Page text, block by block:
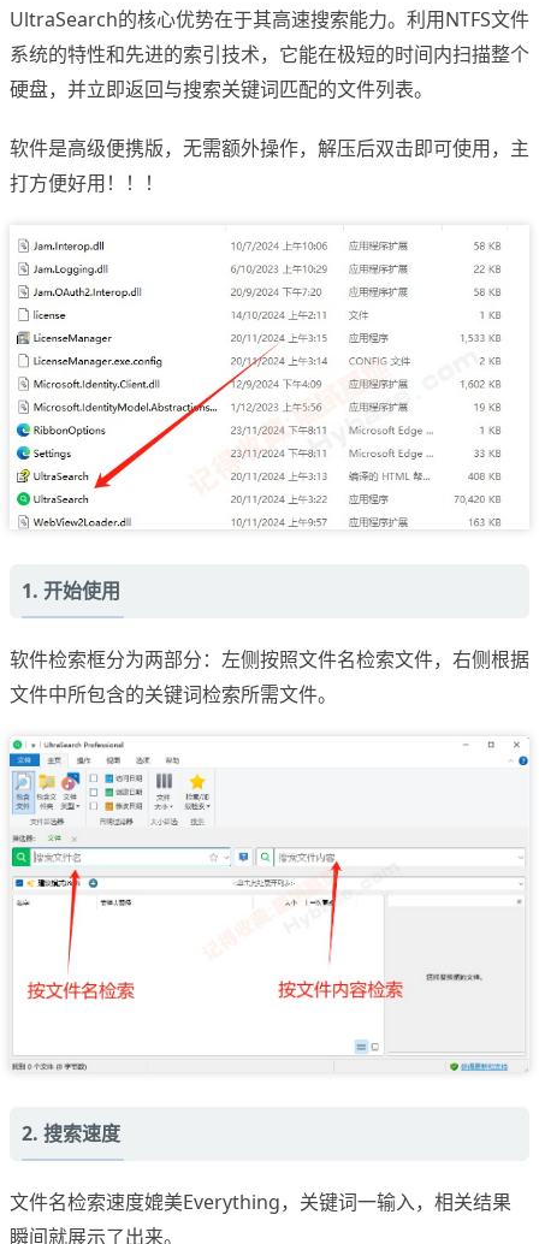
UltraSearch的核心优势在于其高速搜索能力。利用NTFS文件
系统的特性和先进的索引技术，它能在极短的时间内扫描整个
硬盘，并立即返回与搜索关键词匹配的文件列表。
软件是高级便携版，无需额外操作，解压后双击即可使用，主
打方便好用！！！
1. 开始使用
软件检索框分为两部分：左侧按照文件名检索文件，右侧根据
文件中所包含的关键词检索所需文件。
2. 搜索速度
文件名检索速度媲美Everything，关键词一输入，相关结果
瞬间就展示了出来。